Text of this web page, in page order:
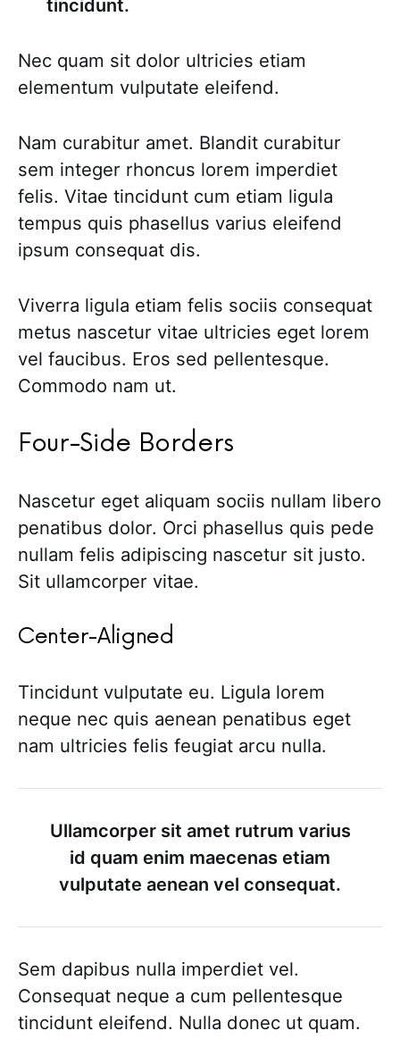
tincidunt.
Nec quam sit dolor ultricies etiam
elementum vulputate eleifend.
Nam curabitur amet. Blandit curabitur
sem integer rhoncus lorem imperdiet
felis. Vitae tincidunt cum etiam ligula
tempus quis phasellus varius eleifend
ipsum consequat dis.
Viverra ligula etiam felis sociis consequat
metus nascetur vitae ultricies eget lorem
vel faucibus. Eros sed pellentesque.
Commodo nam ut.
Four-Side Borders
Nascetur eget aliquam sociis nullam libero
penatibus dolor. Orci phasellus quis pede
nullam felis adipiscing nascetur sit justo.
Sit ullamcorper vitae.
Center-Aligned
Tincidunt vulputate eu. Ligula lorem
neque nec quis aenean penatibus eget
nam ultricies felis feugiat arcu nulla.
Ullamcorper sit amet rutrum varius
id quam enim maecenas etiam
vulputate aenean vel consequat.
Sem dapibus nulla imperdiet vel.
Consequat neque a cum pellentesque
tincidunt eleifend. Nulla donec ut quam.